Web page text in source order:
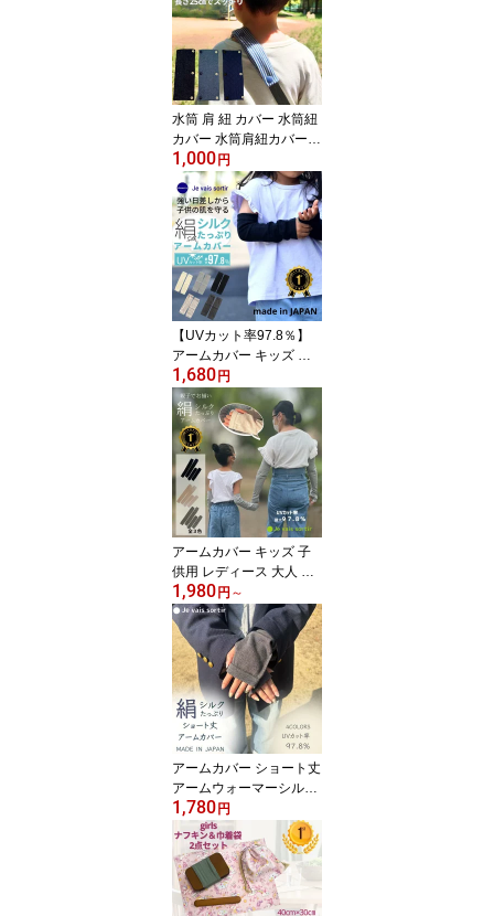
ッキリ 幼稚園 小学生 保
育園 ハンドメイド 洗え
る 送料無料 日本製
水筒 肩 紐 カバー 水筒紐
カバー 水筒肩紐カバー
子供 水筒 1000円ポッキ
リ 肩紐カバー 肩パッド
痛くない 紐カバー 子供
キッズ シンプル おしゃ
れ 水筒 ヒモ ハンドメイ
ド 洗える ヒッコリー デ
ニム 送料無料 日本製
1,000 円
【UVカット率97.8％】
アームカバー キッズ 子
供用アームカバー シルク
コットン 日本製 キッズ
ベビー 赤ちゃん 日焼け
対策 暑さ対策 虫よけ シ
ルク コットン 男の子 女
の子 アウトドア おしゃ
れ かわいい 無地 日本製
1,680 円
アームカバー キッズ 子
供用 レディース 大人 シ
ルク コットン アームカ
バー 親子 お揃い シルク
コットン 親子ペア uvカ
ット 日焼け対策 指穴付
き 子供 大人 おしゃれ 可
愛い グレー ブラック オ
フホワイト シンプル 日
本製
1,980 円 ～
アームカバー ショート丈
アームウォーマーシルク
コットン 日焼け対策 手
袋 指穴つき 肌荒れ ハン
ドウォーマー 手荒れ 冷
え取り スマホ 冷房対策
無地 シンプル ショート
就寝時 日本製 送料無料
1,780 円